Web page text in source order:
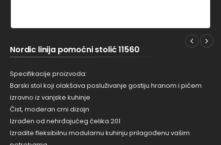
Nordic linija pomoćni stolić 11560
Specifikacije proizvoda:
Barski stol koji olakšava posluživanje gostiju hranom i pićem
izravno iz vanjske kuhinje
Čist, moderan crni dizajn
Izrađen od nehrđajućeg čelika 201
Izradite fleksibilnu modularnu kuhinju prilagođenu vašim